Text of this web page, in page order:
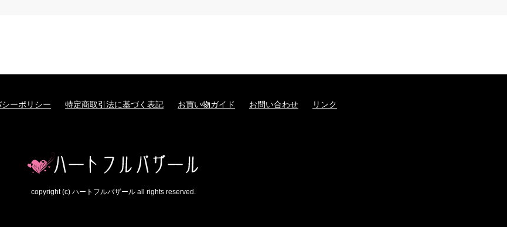
ーポリシー 特定商取引法に基づく表記 お買い物ガイド お問い合わせ リンク
copyright (c) ハートフルバザール all rights reserved.